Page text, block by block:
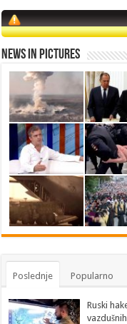
News in Pictures
Poslednje Popularno
Ruski